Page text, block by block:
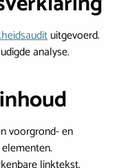
uitgevoerd.
analyse.
voorgrond- en